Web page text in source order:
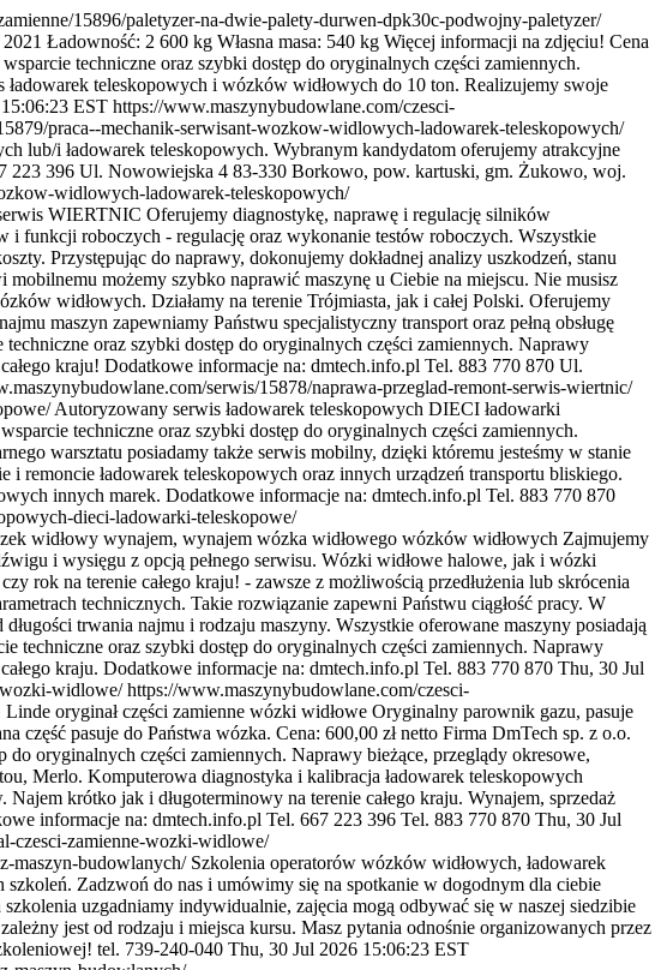
15896/paletyzer-na-dwie-palety-durwen-dpk30c-podwojny-paletyzer/
Ładowność: 2 600 kg Własna masa: 540 kg Więcej informacji na zdjęciu! Cena
techniczne oraz szybki dostęp do oryginalnych części zamiennych.
teleskopowych i wózków widłowych do 10 ton. Realizujemy swoje
EST https://www.maszynybudowlane.com/czesci-
praca--mechanik-serwisant-wozkow-widlowych-ladowarek-teleskopowych/
lub/i ładowarek teleskopowych. Wybranym kandydatom oferujemy atrakcyjne
223 396 Ul. Nowowiejska 4 83-330 Borkowo, pow. kartuski, gm. Żukowo, woj.
widlowych-ladowarek-teleskopowych/
WIERTNIC Oferujemy diagnostykę, naprawę i regulację silników
i funkcji roboczych - regulację oraz wykonanie testów roboczych. Wszystkie
Przystępując do naprawy, dokonujemy dokładnej analizy uszkodzeń, stanu
możemy szybko naprawić maszynę u Ciebie na miejscu. Nie musisz
widłowych. Działamy na terenie Trójmiasta, jak i całej Polski. Oferujemy
maszyn zapewniamy Państwu specjalistyczny transport oraz pełną obsługę
oraz szybki dostęp do oryginalnych części zamiennych. Naprawy
kraju! Dodatkowe informacje na: dmtech.info.pl Tel. 883 770 870 Ul.
serwis/15878/naprawa-przeglad-remont-serwis-wiertnic/
Autoryzowany serwis ładowarek teleskopowych DIECI ładowarki
techniczne oraz szybki dostęp do oryginalnych części zamiennych.
warsztatu posiadamy także serwis mobilny, dzięki któremu jesteśmy w stanie
remoncie ładowarek teleskopowych oraz innych urządzeń transportu bliskiego.
innych marek. Dodatkowe informacje na: dmtech.info.pl Tel. 883 770 870
dieci-ladowarki-teleskopowe/
widłowy wynajem, wynajem wózka widłowego wózków widłowych Zajmujemy
i wysięgu z opcją pełnego serwisu. Wózki widłowe halowe, jak i wózki
rok na terenie całego kraju! - zawsze z możliwością przedłużenia lub skrócenia
technicznych. Takie rozwiązanie zapewni Państwu ciągłość pracy. W
trwania najmu i rodzaju maszyny. Wszystkie oferowane maszyny posiadają
techniczne oraz szybki dostęp do oryginalnych części zamiennych. Naprawy
kraju. Dodatkowe informacje na: dmtech.info.pl Tel. 883 770 870 Thu, 30 Jul
widlowe/ https://www.maszynybudowlane.com/czesci-
oryginał części zamienne wózki widłowe Oryginalny parownik gazu, pasuje
pasuje do Państwa wózka. Cena: 600,00 zł netto Firma DmTech sp. z o.o.
oryginalnych części zamiennych. Naprawy bieżące, przeglądy okresowe,
Merlo. Komputerowa diagnostyka i kalibracja ładowarek teleskopowych
krótko jak i długoterminowy na terenie całego kraju. Wynajem, sprzedaż
informacje na: dmtech.info.pl Tel. 667 223 396 Tel. 883 770 870 Thu, 30 Jul
czesci-zamienne-wozki-widlowe/
maszyn-budowlanych/ Szkolenia operatorów wózków widłowych, ładowarek
Zadzwoń do nas i umówimy się na spotkanie w dogodnym dla ciebie
uzgadniamy indywidualnie, zajęcia mogą odbywać się w naszej siedzibie
jest od rodzaju i miejsca kursu. Masz pytania odnośnie organizowanych przez
tel. 739-240-040 Thu, 30 Jul 2026 15:06:23 EST